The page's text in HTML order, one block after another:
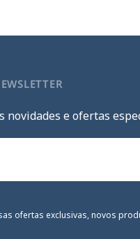
novidades e ofertas
ofertas exclusivas, novos